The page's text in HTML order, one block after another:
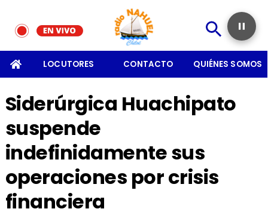
LOCUTORES CONTACTO QUIÉNES SOMOS
Siderúrgica Huachipato
suspende
indefinidamente sus
operaciones por crisis
financiera